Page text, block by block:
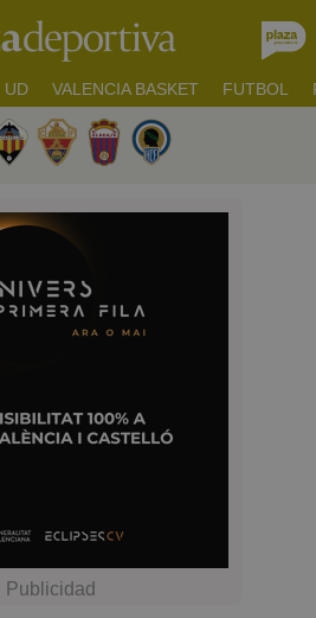
UD VALENCIA BASKET FUTBOL